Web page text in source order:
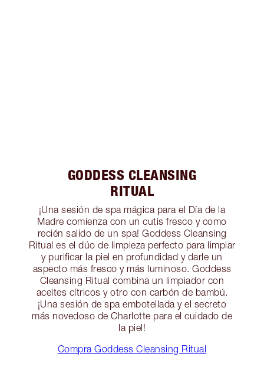
GODDESS CLEANSING
RITUAL
¡Una sesión de spa mágica para el Día de la
Madre comienza con un cutis fresco y como
recién salido de un spa! Goddess Cleansing
Ritual es el dúo de limpieza perfecto para limpiar
y purificar la piel en profundidad y darle un
aspecto más fresco y más luminoso. Goddess
Cleansing Ritual combina un limpiador con
aceites cítricos y otro con carbón de bambú.
¡Una sesión de spa embotellada y el secreto
más novedoso de Charlotte para el cuidado de
la piel!
Compra Goddess Cleansing Ritual